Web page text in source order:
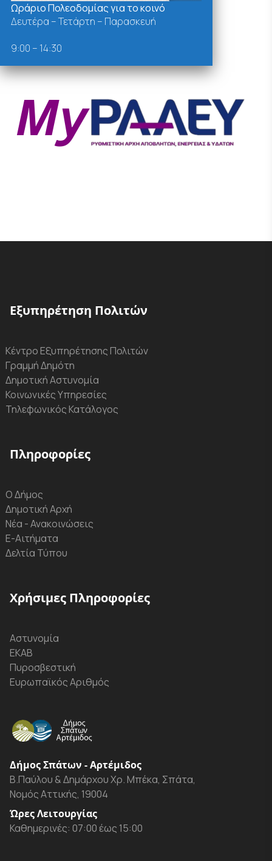
Εξυπηρέτηση Πολιτών
Κέντρο Εξυπηρέτησης Πολιτών
Γραμμή Δημότη
Δημοτική Αστυνομία
Κοινωνικές Υπηρεσίες
Τηλεφωνικός Κατάλογος
Πληροφορίες
Ο Δήμος
Δημοτική Αρχή
Νέα - Ανακοινώσεις
Ε-Αιτήματα
Δελτία Τύπου
Χρήσιμες Πληροφορίες
Αστυνομία
ΕΚΑΒ
Πυροσβεστική
Ευρωπαϊκός Αριθμός
Δήμος Σπάτων - Αρτέμιδος
Β.Παύλου & Δημάρχου Χρ. Μπέκα, Σπάτα,
Νομός Αττικής, 19004
Ώρες Λειτουργίας
Καθημερινές: 07:00 έως 15:00
Ωράριο Πολεοδομίας για το κοινό
Δευτέρα – Τετάρτη – Παρασκευή
9:00 – 14:30